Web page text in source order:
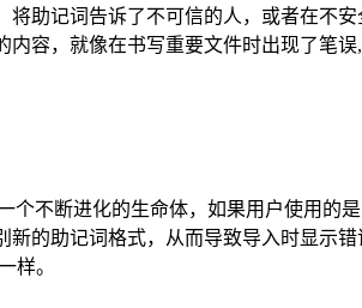
助记词告诉了不可信的人，或者在不
容，就像在书写重要文件时出现了笔误,
不断进化的生命体，如果用户使用的
的助记词格式，从而导致导入时显示
样。